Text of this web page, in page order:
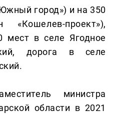
город») и на 350
«Кошелев-проект»),
мест в селе Ягодное
дорога в селе
министра
области в 2021